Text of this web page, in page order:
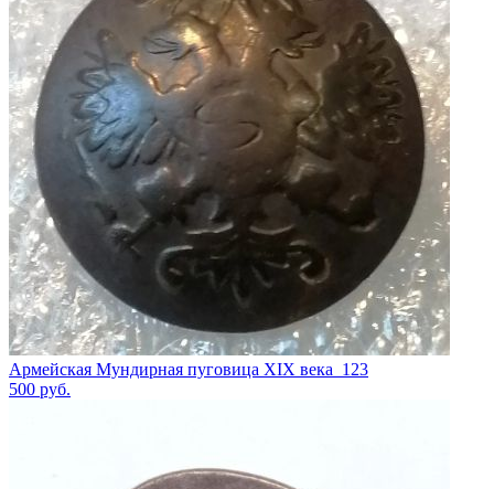
Армейская Мундирная пуговица XIX века_123
500 руб.